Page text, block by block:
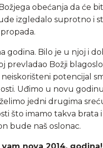
obećanja da će
izgledalo suprotno i
godina. Bilo je u njoj i
prevladao Božji
potencijal
Uđimo u novu
jedni drugima
što imamo takva brata i
bude naš oslonac.
nova 2014. godina!